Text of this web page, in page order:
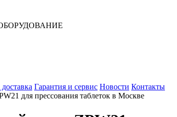
Гарантия и сервис Новости Контакты
для прессования таблеток в Москве